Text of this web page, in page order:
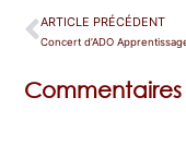
ARTICLE PRÉCÉDENT
Commentaires